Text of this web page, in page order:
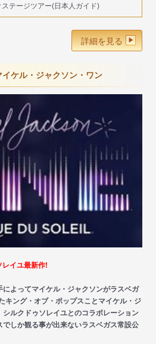
ステージツアー(日本人ガイド)
詳細を見る
ケル・ジャクソン・ワン
イユ最新作!
よってマイケル・ジャクソンがラスベガ
キング・オブ・ポップスことマイケル・ジ
シルクドゥソレイユとのコラボレーション
しか観る事が出来ないラスベガス常設公